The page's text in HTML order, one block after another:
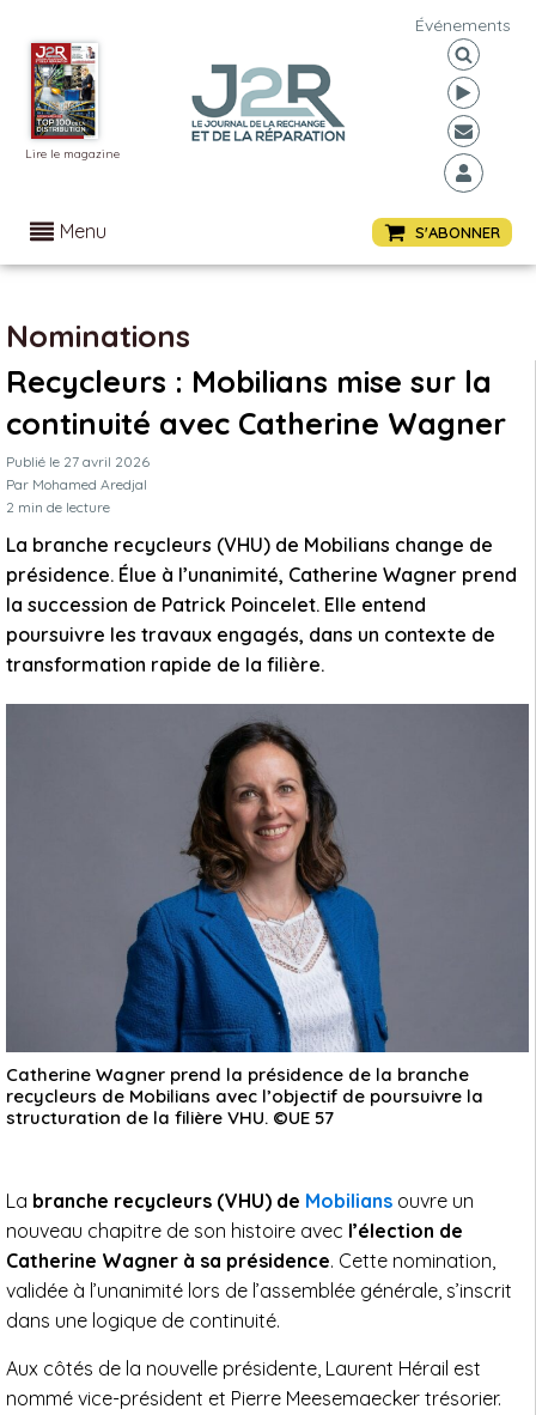
Lire le magazine
Événements
Menu S'ABONNER
Nominations
Recycleurs : Mobilians mise sur la
continuité avec Catherine Wagner
Publié le 27 avril 2026
Par Mohamed Aredjal
2 min de lecture
La branche recycleurs (VHU) de Mobilians change de
présidence. Élue à l’unanimité, Catherine Wagner prend
la succession de Patrick Poincelet. Elle entend
poursuivre les travaux engagés, dans un contexte de
transformation rapide de la filière.
Catherine Wagner prend la présidence de la branche
recycleurs de Mobilians avec l’objectif de poursuivre la
structuration de la filière VHU. ©UE 57
La branche recycleurs (VHU) de Mobilians ouvre un
nouveau chapitre de son histoire avec l’élection de
Catherine Wagner à sa présidence. Cette nomination,
validée à l’unanimité lors de l’assemblée générale, s’inscrit
dans une logique de continuité.
Aux côtés de la nouvelle présidente, Laurent Hérail est
nommé vice-président et Pierre Meesemaecker trésorier.